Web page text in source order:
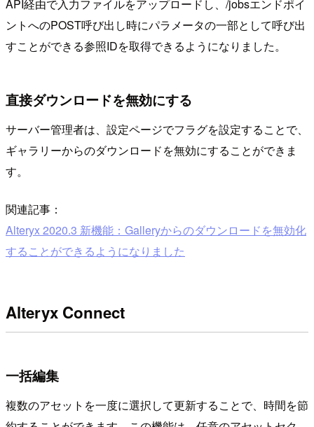
API経由で入力ファイルをアップロードし、/jobsエンドポイ
ントへのPOST呼び出し時にパラメータの一部として呼び出
すことができる参照IDを取得できるようになりました。
直接ダウンロードを無効にする
サーバー管理者は、設定ページでフラグを設定することで、
ギャラリーからのダウンロードを無効にすることができま
す。
関連記事：
Alteryx 2020.3 新機能：Galleryからのダウンロードを無効化
することができるようになりました
Alteryx Connect
一括編集
複数のアセットを一度に選択して更新することで、時間を節